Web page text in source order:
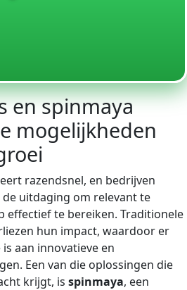
en spinmaya
mogelijkheden
razendsnel, en bedrijven
uitdaging om relevant te
effectief te bereiken. Traditionele
hun impact, waardoor er
aan innovatieve en
Een van die oplossingen die
krijgt, is spinmaya, een